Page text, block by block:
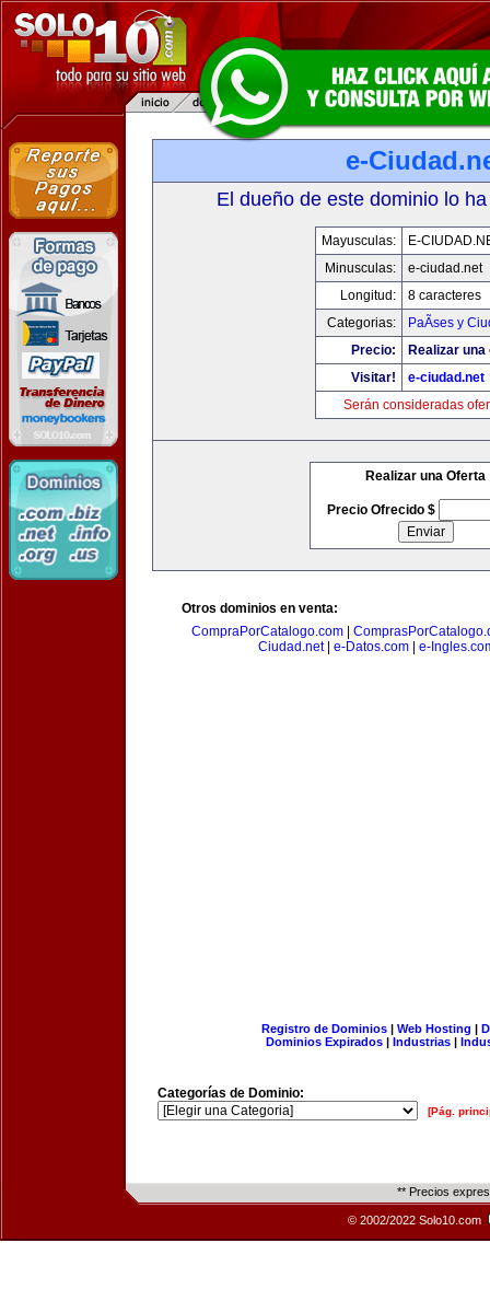
e-
El dueño de este dominio lo
Mayusculas:
E-
Minusculas:
e-ciudad.net
Longitud:
8 caracteres
Categorias:
PaÃ­ses y
Precio:
Realizar
Visitar!
e-ciudad.net
Serán consideradas
Realizar una Oferta
Precio Ofrecido $
Otros dominios en venta:
CompraPorCatalogo.com|
Ciudad.net| e-Datos.com e-
Registro de Dominios| Web Hosting |
Dominios Expirados | Industrias |
Categorías de Dominio:
[Pág.
** Precios
© 2002/2022 Solo10.com